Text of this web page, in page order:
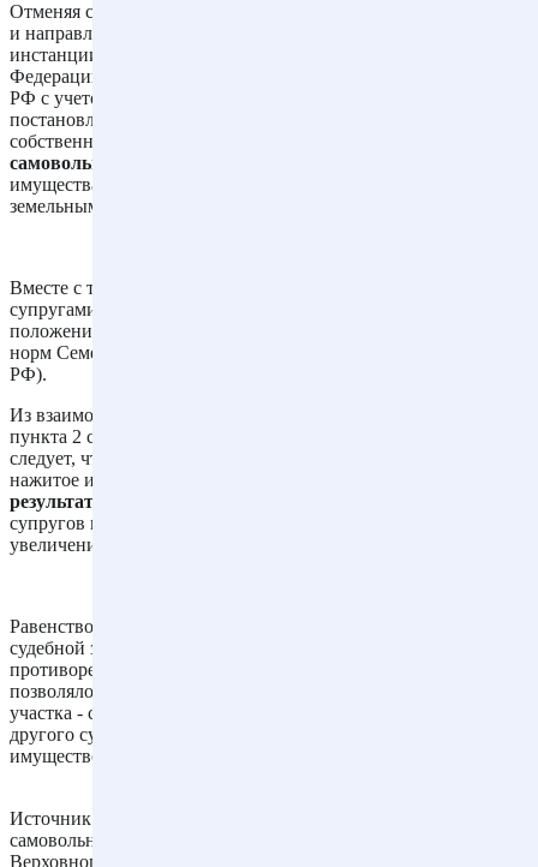
Отменяя судебный акт суда апелляционной инстанции в части
и направляя дело на новое рассмотрение в суд апелляционной
инстанции, Президиум Верховного Суда Российской
Федерации указал, что положения пунктов 1, 3 статьи 222 ГК
РФ с учетом разъяснений, содержащихся в пункте 28
постановления N 10/22, позволяют признать право
собственности на самовольную постройку, в том числе на
самовольно реконструированный объект
имущества, за лицом, владеющим на определенном праве
земельным участком, на котором расположен этот объект.
Вместе с тем, поскольку по данному делу спор возник между
супругами о разделе совместно нажитого в браке имущества,
положения статьи 222 ГК РФ должны применяться с учетом
норм Семейного кодекса Российской Федерации (далее - СК
РФ).
Из взаимосвязанных положений пункта 3 статьи 1, статьи 4,
пункта 2 статьи 34, пункта 1 статьи 36, статьи 37 СК РФ
следует, что супруги имеют равные права на совместно
нажитое имущество, включая
результате реконструкции
супругов недвижимого имущества, повлекшей значительное
увеличение его стоимости.
Равенство названных прав обусловливает и равенство права
судебной защиты в отношении этого имущества. Иное
противоречило бы существу семейных отношений и
позволяло бы одному из супругов - собственнику земельного
участка - своим недобросовестным бездействием лишить
другого супруга возможности защитить свое право на это
имущество в судебном порядке.
Источник: Обзор судебной практики по делам, связанным с
самовольным строительством (утвержден Президиумом
Верховного Суда РФ 16 ноября 2022 г.).